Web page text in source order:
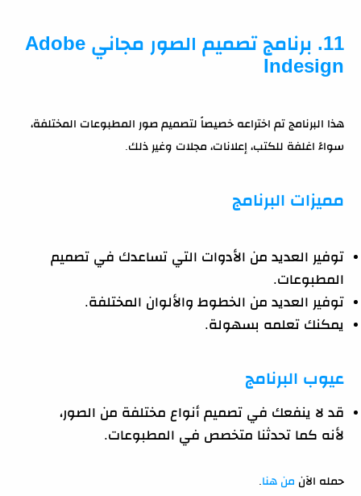
11. برنامج تصميم الصور مجاني Adobe
Indesign
هذا البرنامج تم اختراعه خصيصاً لتصميم صور المطبوعات المختلفة،
سواءً اغلفة للكتب، إعلانات، مجلات وغير ذلك.
مميزات البرنامج
توفير العديد من الأدوات التي تساعدك في تصميم
المطبوعات.
توفير العديد من الخطوط والألوان المختلفة.
يمكنك تعلمه بسهولة.
عيوب البرنامج
قد لا ينفعك في تصميم أنواع مختلفة من الصور،
لأنه كما تحدثنا متخصص في المطبوعات.
حمله الآن من هنا